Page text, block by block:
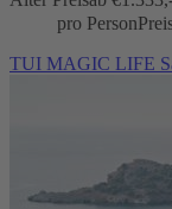
pro Person
TUI MAGIC LIFE